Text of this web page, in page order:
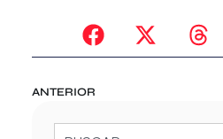
ANTERIOR